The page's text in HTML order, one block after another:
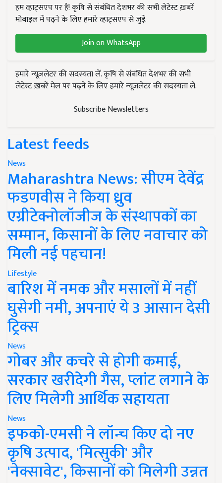
हम व्हाट्सएप पर हैं! कृषि से संबंधित देशभर की सभी लेटेस्ट ख़बरें
मोबाइल में पढ़ने के लिए हमारे व्हाट्सएप से जुड़ें.
Join on WhatsApp
हमारे न्यूज़लेटर की सदस्यता लें. कृषि से संबंधित देशभर की सभी
लेटेस्ट ख़बरें मेल पर पढ़ने के लिए हमारे न्यूज़लेटर की सदस्यता लें.
Subscribe Newsletters
Latest feeds
News
Maharashtra News: सीएम देवेंद्र
फडणवीस ने किया ध्रुव
एग्रीटेक्नोलॉजीज के संस्थापकों का
सम्मान, किसानों के लिए नवाचार को
मिली नई पहचान!
Lifestyle
बारिश में नमक और मसालों में नहीं
घुसेगी नमी, अपनाएं ये 3 आसान देसी
ट्रिक्स
News
गोबर और कचरे से होगी कमाई,
सरकार खरीदेगी गैस, प्लांट लगाने के
लिए मिलेगी आर्थिक सहायता
News
इफको-एमसी ने लॉन्च किए दो नए
कृषि उत्पाद, 'मित्सुकी' और
'नेक्सावेट', किसानों को मिलेगी उन्नत